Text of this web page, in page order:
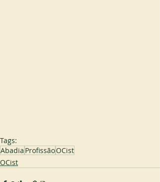
Tags:
Abadia ProfissãoOCist
OCist